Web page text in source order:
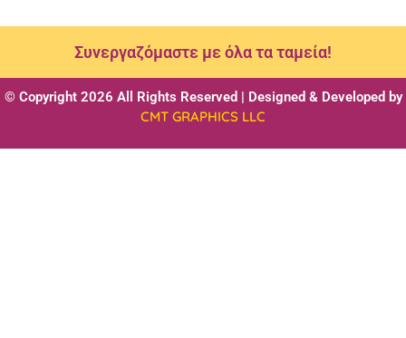
Συνεργαζόμαστε με όλα τα ταμεία!
© Copyright 2026 All Rights Reserved | Designed & Developed by
CMT GRAPHICS LLC